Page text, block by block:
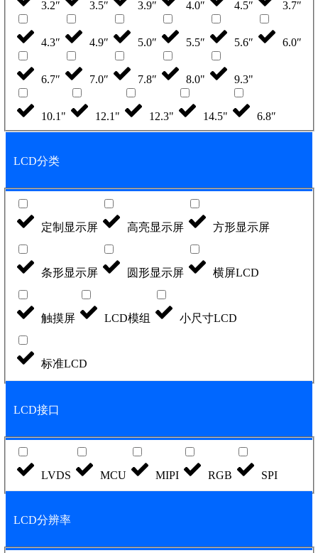
3.2″ 3.5″ 3.9″ 4.0″ 4.5″ 3.7″
4.3″ 4.9″ 5.0″ 5.5″ 5.6″ 6.0″
6.7″ 7.0″ 7.8″ 8.0" 9.3"
10.1" 12.1" 12.3" 14.5" 6.8″
LCD分类
定制显示屏 高亮显示屏 方形显示屏
条形显示屏 圆形显示屏 横屏LCD
触摸屏 LCD模组 小尺寸LCD
标准LCD
LCD接口
LVDS MCU MIPI RGB SPI
LCD分辨率